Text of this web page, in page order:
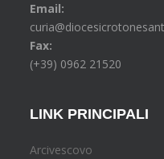
Email:
Fax:
(+39) 0962 21520
LINK PRINCIPALI
Arcivescovo